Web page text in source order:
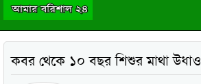
কবর থেকে ১০ বছর শিশুর মাথা উধাও